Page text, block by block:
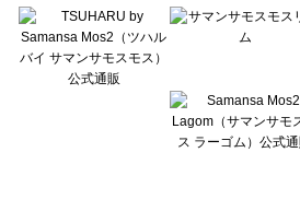
Lugnoncure（ルノンキュール）のシューズ一覧
BETTY'S BLUE（べティーズブルー）のシューズ一覧
Wpc.（ワールドパーティー）のシューズ一覧